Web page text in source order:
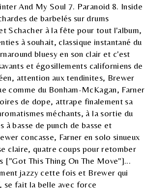
And My Soul 7. Paranoid 8. Inside
de barbelés sur drums
Schacher à la fête pour tout l'album,
à souhait, classique instantané du
bluesy en son clair et c'est
et égosillements californiens de
attention aux tendinites, Brewer
comme du Bonham-McKagan, Farner
de dope, attrape finalement sa
méchants, à la sortie du
basse de punch de basse et
concasse, Farner en solo sinueux
claire, quatre coups pour retomber
["Got This Thing On The Move"]...
jazzy cette fois et Brewer qui
se fait la belle avec force